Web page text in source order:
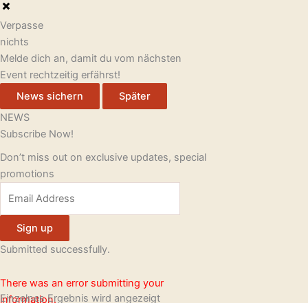
Einzelnes Ergebnis wird angezeigt
b
o
o
k
b
e
g
r
m
Verpasse
nichts
Melde dich an, damit du vom nächsten
Event rechtzeitig erfährst!
News sichern
Später
NEWS
Subscribe Now!
Don’t miss out on exclusive updates, special
promotions
Sign up
Submitted successfully.
There was an error submitting your
information.